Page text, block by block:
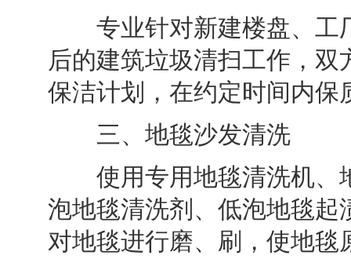
专业针对新建楼盘、工
后的建筑垃圾清扫工作，
保洁计划，在约定时间内保
三、地毯沙发清洗
使用专用地毯清洗机、
泡地毯清洗剂、低泡地毯
对地毯进行磨、刷，使地毯